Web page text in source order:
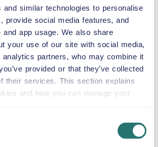
and similar technologies to personalise
provide social media features, and
and app usage. We also share
your use of our site with social media,
analytics partners, who may combine it
provided or that they’ve collected
their services. This section explains
and how you can manage your